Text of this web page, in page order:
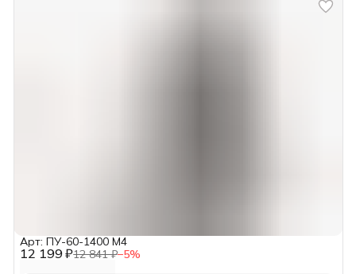
12 199 ₽12 841 ₽−5%
Арт: ПУ-60-1400 М4